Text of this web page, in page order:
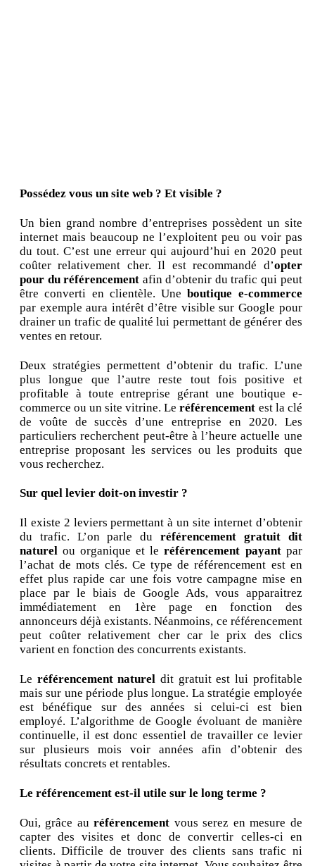
Possédez vous un site web ? Et visible ?
Un bien grand nombre d’entreprises possèdent un site
internet mais beaucoup ne l’exploitent peu ou voir pas
du tout. C’est une erreur qui aujourd’hui en 2020 peut
coûter relativement cher. Il est recommandé d’opter
pour du référencement afin d’obtenir du trafic qui peut
être converti en clientèle. Uneboutique e-commerce
par exemple aura intérêt d’être visible sur Google pour
drainer un trafic de qualité lui permettant de générer des
ventes en retour.
Deux stratégies permettent d’obtenir du trafic. L’une
plus longue que l’autre reste tout fois positive et
profitable à toute entreprise gérant une boutique e-
commerce ou un site vitrine. Leréférencement est la clé
de voûte de succès d’une entreprise en 2020. Les
particuliers recherchent peut-être à l’heure actuelle une
entreprise proposant les services ou les produits que
vous recherchez.
Sur quel levier doit-on investir ?
Il existe 2 leviers permettant à un site internet d’obtenir
du trafic. L’on parle duréférencement gratuit dit
naturel ou organique et leréférencement payantpar
l’achat de mots clés. Ce type de référencement est en
effet plus rapide car une fois votre campagne mise en
place par le biais de Google Ads, vous apparaitrez
immédiatement en 1ère page en fonction des
annonceurs déjà existants. Néanmoins, ce référencement
peut coûter relativement cher car le prix des clics
varient en fonction des concurrents existants.
Le référencement naturel dit gratuit est lui profitable
mais sur une période plus longue. La stratégie employée
est bénéfique sur des années si celui-ci est bien
employé. L’algorithme de Google évoluant de manière
continuelle, il est donc essentiel de travailler ce levier
sur plusieurs mois voir années afin d’obtenir des
résultats concrets et rentables.
Le référencement est-il utile sur le long terme ?
Oui, grâce auréférencement vous serez en mesure de
capter des visites et donc de convertir celles-ci en
clients. Difficile de trouver des clients sans trafic ni